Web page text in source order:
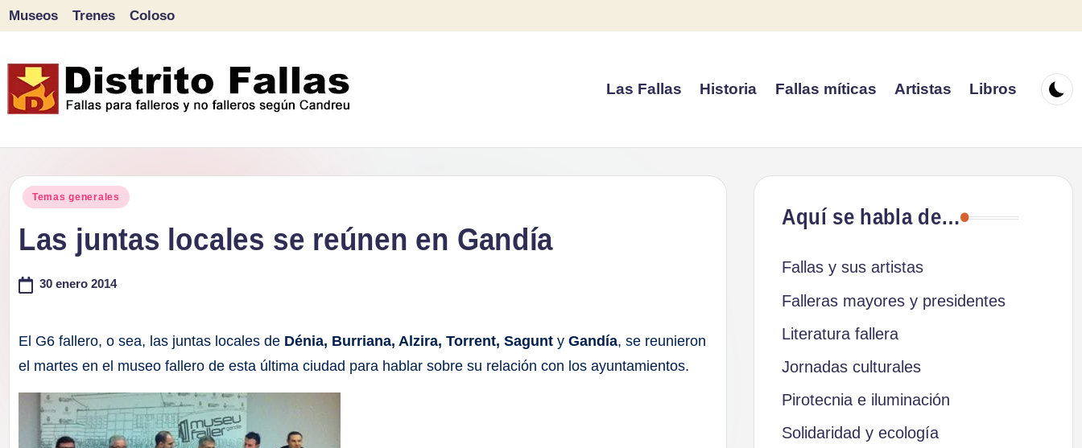
contenido
Museos Trenes Coloso
Las Fallas Historia Fallas míticas Artistas Libros
Publicado
Temas generales
Las juntas locales se reúnen en Gandía
30 enero 2014
El G6 fallero, o sea, las juntas locales de Dénia, Burriana, Alzira, Torrent, Sagunt yGandía, se reunieron
el martes en el museo fallero de esta última ciudad para hablar sobre su relación con los ayuntamientos.
Aquí se habla de…
Fallas y sus artistas
Falleras mayores y presidentes
Literatura fallera
Jornadas culturales
Pirotecnia e iluminación
Solidaridad y ecología